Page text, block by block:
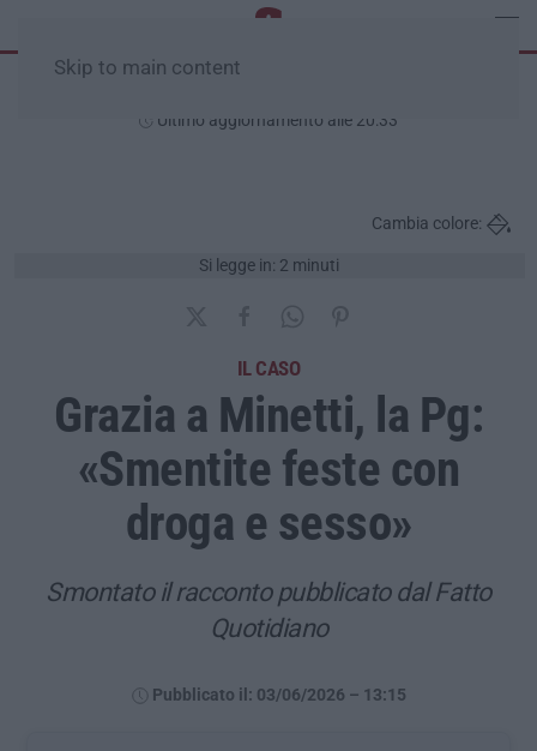
Skip to main content
Ultimo aggiornamento alle 20:33
Si legge in: 2 minuti
Cambia colore:
IL CASO
Grazia a Minetti, la Pg:
«Smentite feste con
droga e sesso»
Smontato il racconto pubblicato dal Fatto
Quotidiano
Pubblicato il: 03/06/2026 – 13:15